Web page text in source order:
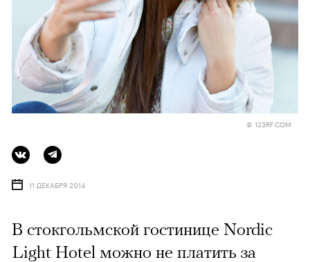
© 123RF.COM
11 ДЕКАБРЯ 2014
В стокгольмской гостинице Nordic
Light Hotel можно не платить за